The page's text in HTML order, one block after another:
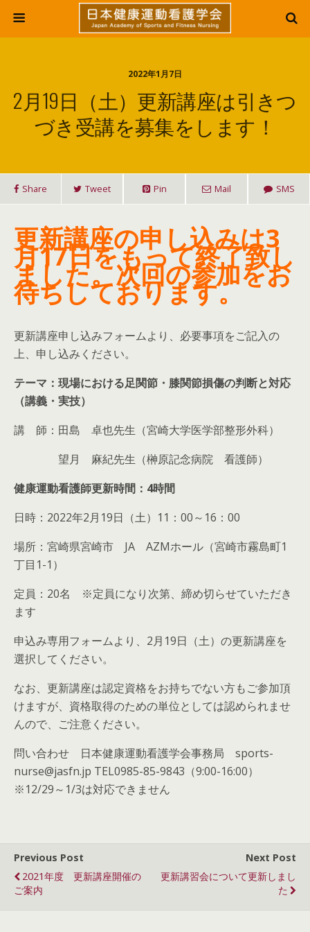
2022年1月7日
2月19日（土）更新講座は引きつ
づき受講を募集をします！
Share Tweet Pin Mail SMS
更新講座の申し込みは3
月17日をもって終了致し
ました。次回の参加をお
待ちしております。
更新講座申し込みフォームより、必要事項をご記入の
上、申し込みください。
テーマ：現場における足関節・膝関節損傷の判断と対応
（講義・実技）
講 師：田島 卓也先生（宮崎大学医学部整形外科）
望月 麻紀先生（榊原記念病院 看護師）
健康運動看護師更新時間：4時間
日時：2022年2月19日（土）11：00～16：00
場所：宮崎県宮崎市 JA AZMホール（宮崎市霧島町1
丁目1-1）
定員：20名 ※定員になり次第、締め切らせていただき
ます
申込み専用フォームより、2月19日（土）の更新講座を
選択してください。
なお、更新講座は認定資格をお持ちでない方もご参加頂
けますが、資格取得のための単位としては認められませ
んので、ご注意ください。
問い合わせ 日本健康運動看護学会事務局 sports-
nurse@jasfn.jp TEL0985-85-9843（9:00-16:00）
※12/29～1/3は対応できません
Previous Post
2021年度 更新講座開催の
ご案内
Next Post
更新講習会について更新しまし
た